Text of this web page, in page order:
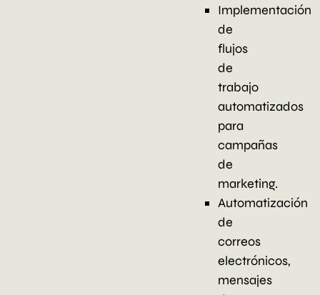
Implementación
de
flujos
de
trabajo
automatizados
para
campañas
de
marketing.
Automatización
de
correos
electrónicos,
mensajes